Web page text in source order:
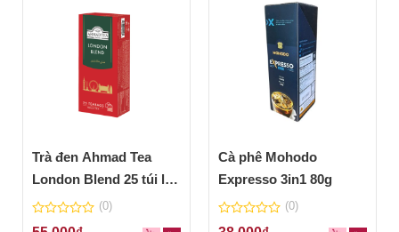
Trà đen Ahmad Tea
London Blend 25 túi lọc
50g
0
(0)
Cà phê Mohodo
Expresso 3in1 80g
0
(0)